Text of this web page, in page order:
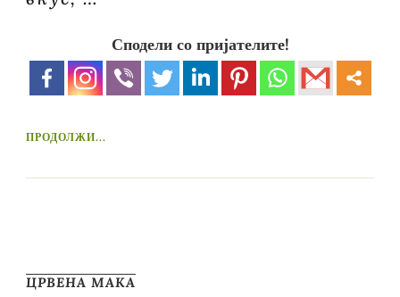
Сподели со пријателите!
ПРОДОЛЖИ...
ЦРВЕНА МАКА